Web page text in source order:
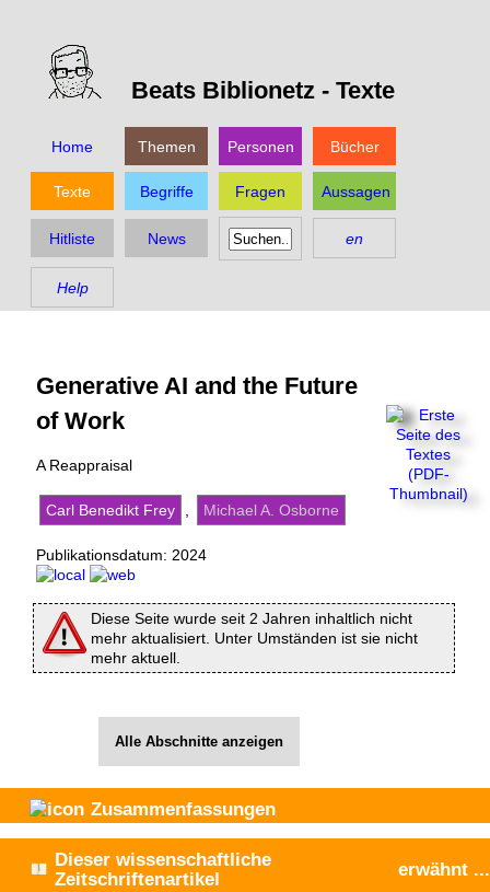
Beats Biblionetz - Texte
Home Themen Personen Bücher
Texte Begriffe Fragen Aussagen
Hitliste News en
Help
Generative AI and the Future
of Work
A Reappraisal
Carl Benedikt Frey Michael A. Osborne
Publikationsdatum: 2024
Diese Seite wurde seit 2 Jahren inhaltlich nicht
mehr aktualisiert. Unter Umständen ist sie nicht
mehr aktuell.
Alle Abschnitte anzeigen
Zusammenfassungen
Dieser wissenschaftliche
Zeitschriftenartikel
erwähnt ...